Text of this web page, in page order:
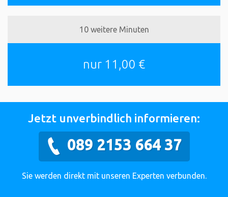
10 weitere Minuten
nur 11,00 €
Jetzt unverbindlich informieren:
089 2153 664 37
Sie werden direkt mit unseren Experten verbunden.